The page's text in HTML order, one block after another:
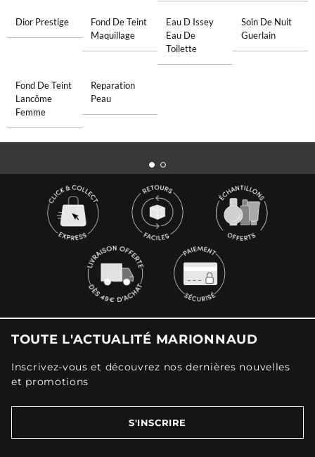
Dior Prestige
Fond De Teint
Maquillage
Eau D Issey
Eau De
Toilette
Soin De Nuit
Guerlain
Fond De Teint
Lancôme
Femme
Reparation
Peau
TOUTE L'ACTUALITÉ MARIONNAUD
Inscrivez-vous et découvrez nos dernières nouvelles
et promotions
S'INSCRIRE